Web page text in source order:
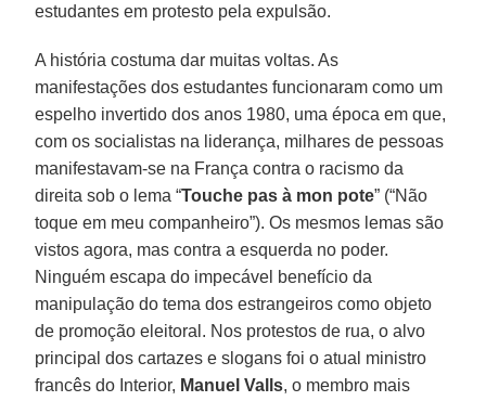
estudantes em protesto pela expulsão.
A história costuma dar muitas voltas. As
manifestações dos estudantes funcionaram como um
espelho invertido dos anos 1980, uma época em que,
com os socialistas na liderança, milhares de pessoas
manifestavam-se na França contra o racismo da
direita sob o lema “Touche pas à mon pote” (“Não
toque em meu companheiro”). Os mesmos lemas são
vistos agora, mas contra a esquerda no poder.
Ninguém escapa do impecável benefício da
manipulação do tema dos estrangeiros como objeto
de promoção eleitoral. Nos protestos de rua, o alvo
principal dos cartazes e slogans foi o atual ministro
francês do Interior, Manuel Valls, o membro mais